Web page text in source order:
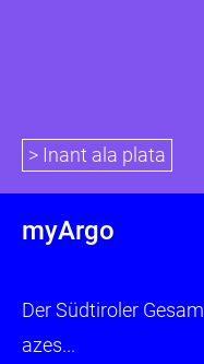
> Inant ala plata
myArgo
Der Südtiroler
azes...